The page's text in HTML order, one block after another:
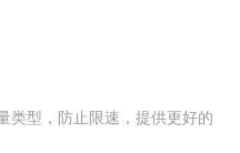
类型，防止限速，提供更好的